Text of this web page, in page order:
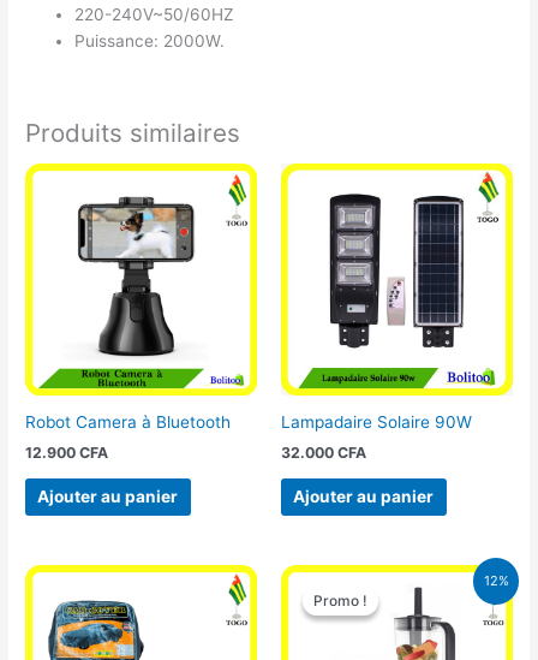
220-240V~50/60HZ
Puissance: 2000W.
Produits similaires
Robot Camera à Bluetooth
12.900CFA
Ajouter au panier
Lampadaire Solaire 90W
32.000 CFA
Ajouter au panier
12%
Promo !
Promo !
Le
prix
initial
était :
25.000 CFA.
Le
prix
actuel
est :